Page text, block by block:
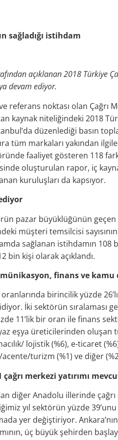
sağladığı istihdam
açıklanan 2018 Türkiye
devam ediyor.
noktası olan Çağrı
kaynak niteliğindeki 2018
düzenlediği basın
tüm markaları yakından
faaliyet gösteren 118
oluşturulan rapor, iç
kuruluşları da kapsıyor.
pazar büyüklüğünün geçen
müşteri temsilcisi
sağlanan istihdamın 108
bin kişi olarak açıklandı.
finans ve kamu
birincilik yüzde
İki sektörün sıralaması
11’lik bir oran ile finans
eşya üreticilerinden
lojistik (%6), e-ticaret
turizm (%1) ve diğer
merkezi yatırımı
diğer Anadolu illerinde çağrı
yıl sektörün yüzde
yer değiştiriyor.
üç büyük şehirden